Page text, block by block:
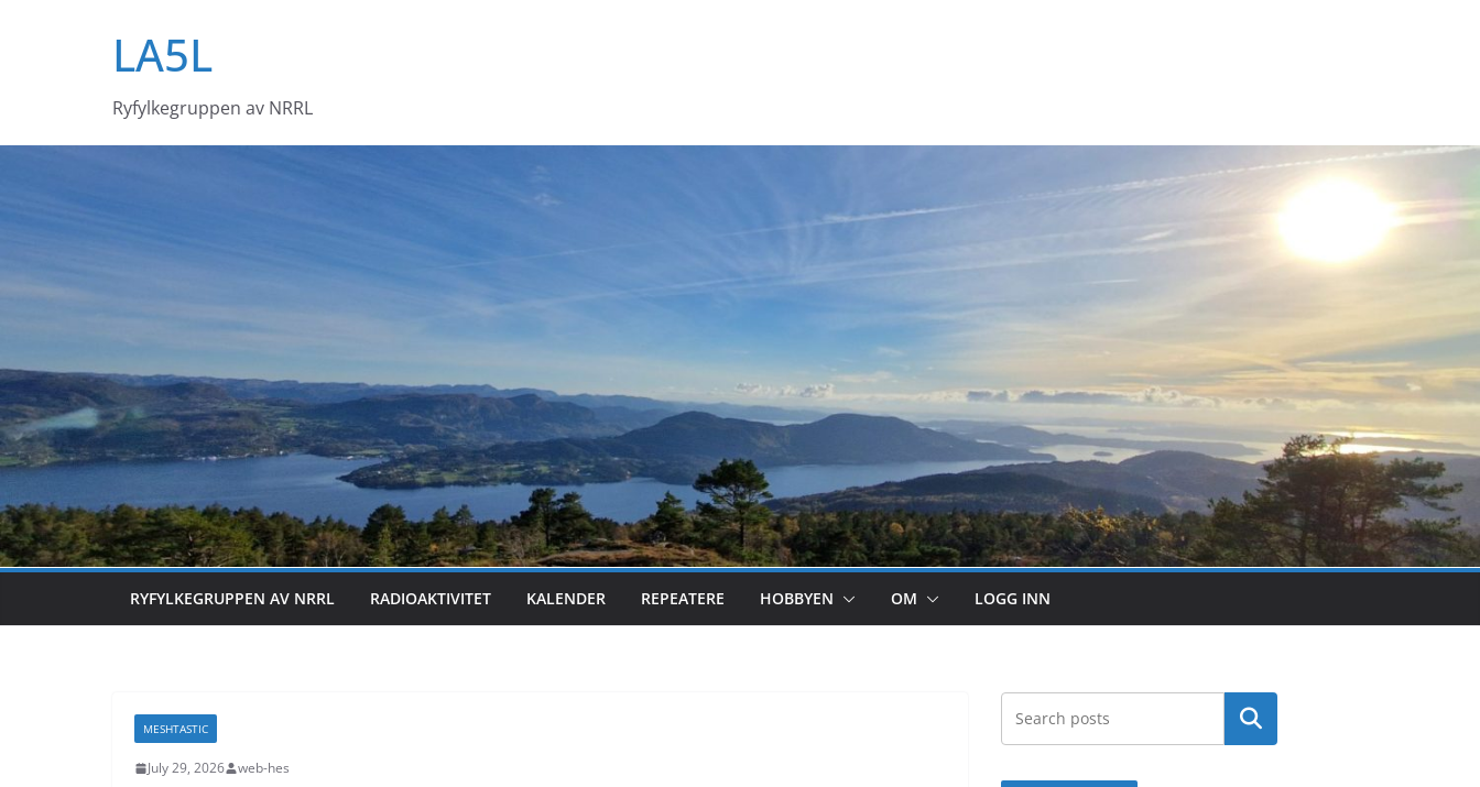
LA5L
Ryfylkegruppen av NRRL
RYFYLKEGRUPPEN AV NRRL RADIOAKTIVITET KALENDER REPEATERE HOBBYEN OM LOGG INN
MESHTASTIC
July 29, 2026 web-hes
Search